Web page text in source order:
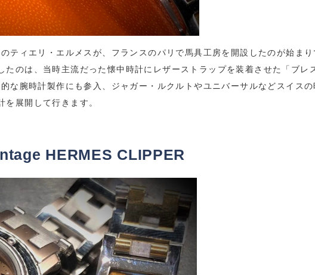
ティエリ・エルメスが、フランスのパリで馬具工房を開設したのが始まり
たのは、当時主流だった懐中時計にレザーストラップを装着させた「ブレ
な腕時計製作にも参入、ジャガー・ルクルトやユニバーサルなどスイスの
展開して行きます。
HERMES CLIPPER